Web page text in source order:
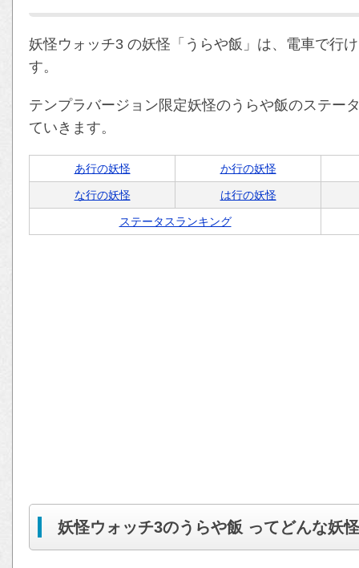
妖怪ウォッチ3 の妖怪「うらや飯」は、電車で行
す。
テンプラバージョン限定妖怪のうらや飯のステー
ていきます。
あ行の妖怪 か行の妖怪
な行の妖怪 は行の妖怪
ステータスランキング
妖怪ウォッチ3のうらや飯 ってどんな妖